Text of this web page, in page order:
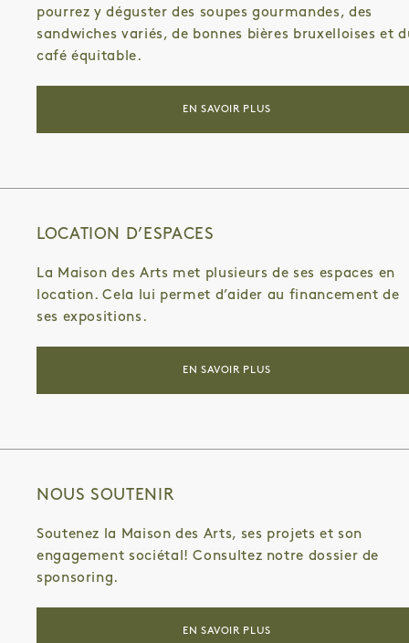
pourrez y déguster des soupes gourmandes, des
sandwiches variés, de bonnes bières bruxelloises et
café équitable.
EN SAVOIR PLUS
LOCATION D’ESPACES
La Maison des Arts met plusieurs de ses espaces en
location. Cela lui permet d’aider au financement de
ses expositions.
EN SAVOIR PLUS
NOUS SOUTENIR
Soutenez la Maison des Arts, ses projets et son
engagement sociétal! Consultez notre dossier de
sponsoring.
EN SAVOIR PLUS